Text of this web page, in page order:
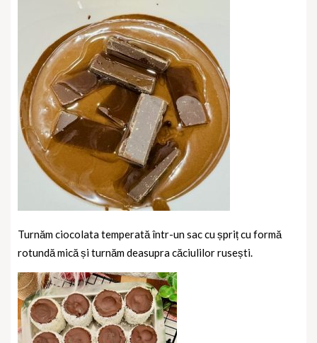
Turnăm ciocolata temperată într-un sac cu șpriț cu formă
rotundă mică și turnăm deasupra căciulilor rusești.